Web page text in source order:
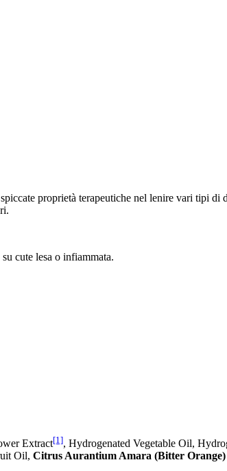
proprietà terapeutiche nel lenire vari tipi
cute lesa o infiammata.
Extract[1], Hydrogenated Vegetable Oil,
Oil, Citrus Aurantium Amara (Bitter Orange)